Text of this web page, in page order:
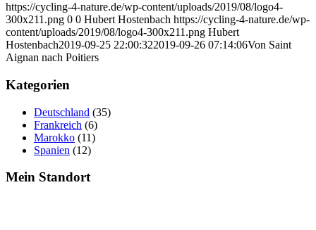
https://cycling-4-nature.de/wp-content/uploads/2019/08/logo4-
300x211.png 0 0 Hubert Hostenbach https://cycling-4-nature.de/wp-
content/uploads/2019/08/logo4-300x211.png Hubert
Hostenbach2019-09-25 22:00:322019-09-26 07:14:06Von Saint
Aignan nach Poitiers
Kategorien
Deutschland (35)
Frankreich (6)
Marokko (11)
Spanien (12)
Mein Standort